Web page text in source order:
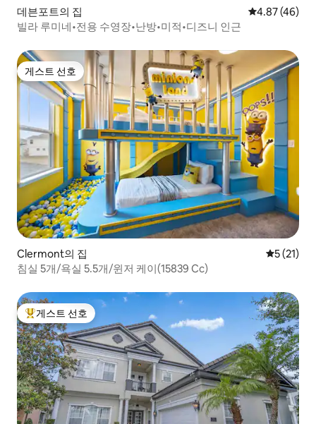
데븐포트의 집 평점 4.87점(5
4.87 (46)
빌라 루미네•전용 수영장•난방•미적•디즈니 인근
게스트 선호
게스트 선호
Clermont의 집 평점 5점
5 (21)
침실 5개/욕실 5.5개/윈저 케이(15839 Cc)
상위 게스트 선호
게스트 선호